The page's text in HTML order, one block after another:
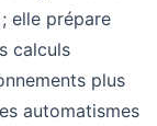
elle prépare
calculs
plus
automatismes